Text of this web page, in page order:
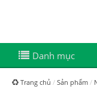
Danh mục
Trang chủ Sản phẩm